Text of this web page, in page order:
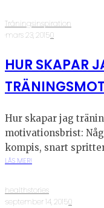
Träningsinspiration
·mars 23, 2015·0
HUR SKAPAR
Hur skapar jag
motivationsbrist:
kompis, snart
LÄS MER!
healthstories
·september 14, 2015·0